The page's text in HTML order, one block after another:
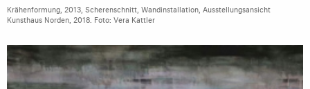
Krähenformung, 2013, Scherenschnitt, Wandinstallation, Ausstellungsansicht
Kunsthaus Norden, 2018. Foto: Vera Kattler